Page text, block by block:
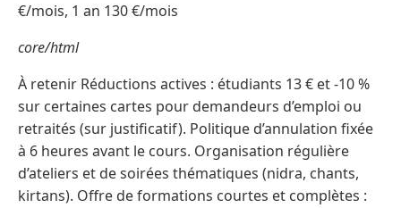
€/mois, 1 an 130 €/mois
core/html
À retenir Réductions actives : étudiants 13 € et -10 %
sur certaines cartes pour demandeurs d’emploi ou
retraités (sur justificatif). Politique d’annulation fixée
à 6 heures avant le cours. Organisation régulière
d’ateliers et de soirées thématiques (nidra, chants,
kirtans). Offre de formations courtes et complètes :